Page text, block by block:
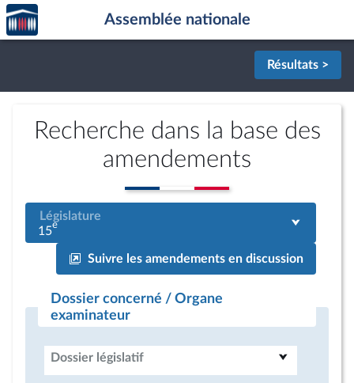
Aller au contenu
Aller en bas de la page
Accèder
à la
page
Assemblée nationale
Résultats >
Recherche dans la base des
amendements
Législature
15e
Suivre les amendements en discussion
Dossier concerné / Organe
examinateur
Dossier législatif